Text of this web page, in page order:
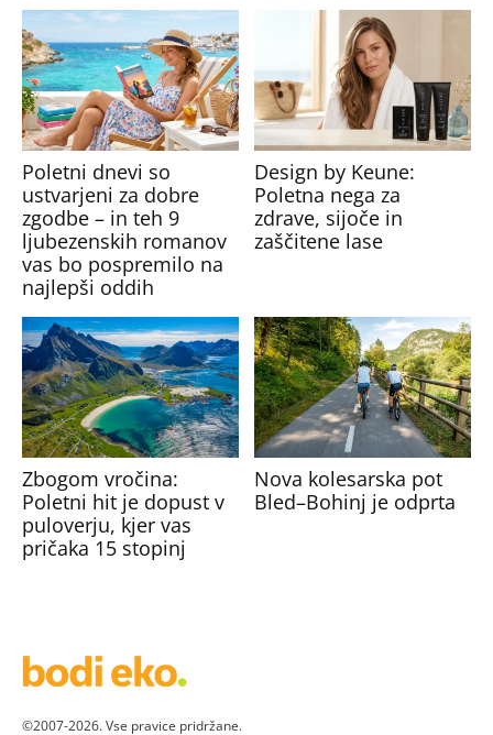
Poletni dnevi so
ustvarjeni za dobre
zgodbe – in teh 9
ljubezenskih romanov
vas bo pospremilo na
najlepši oddih
Design by Keune:
Poletna nega za
zdrave, sijoče in
zaščitene lase
Zbogom vročina:
Poletni hit je dopust v
puloverju, kjer vas
pričaka 15 stopinj
Nova kolesarska pot
Bled–Bohinj je odprta
©2007-2026. Vse pravice pridržane.